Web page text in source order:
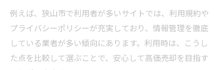
例えば、狭山市で利用者が多いサイトでは、利用規約や
プライバシーポリシーが充実しており、情報管理を徹底
している業者が多い傾向にあります。利用時は、こうし
た点を比較して選ぶことで、安心して高価売却を目指す